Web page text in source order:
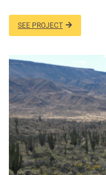
SEE PROJECT